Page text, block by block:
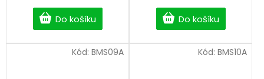
Do košíku Do košíku
Kód: BMS09A Kód: BMS10A